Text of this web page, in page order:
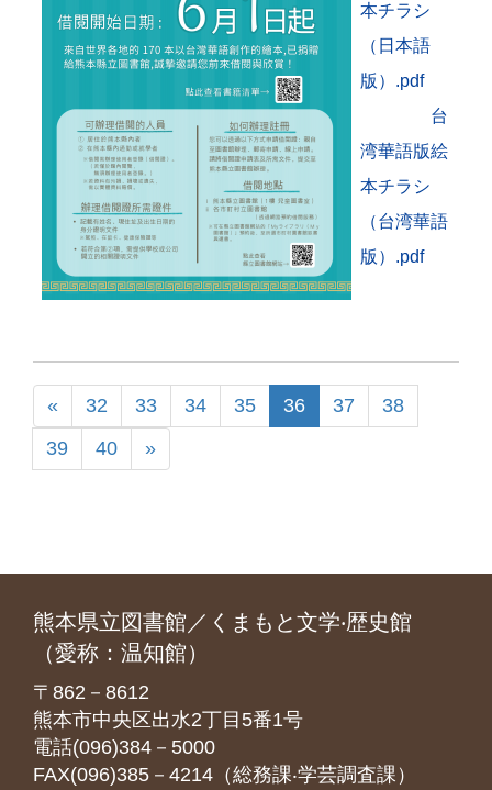
本チラシ
（日本語
版）.pdf
台
湾華語版絵
本チラシ
（台湾華語
版）.pdf
« 32 33 34 35 36 37
38
39
40 »
熊本県立図書館／くまもと文学‧歴史館
（愛称：温知館）
〒862－8612
熊本市中央区出水2丁目5番1号
電話(096)384－5000
FAX(096)385－4214（総務課‧学芸調査課）